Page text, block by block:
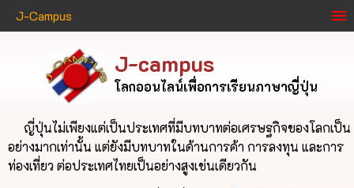
J-Campus
J-campus
โลกออนไลน์เพื่อการเรียนภาษาญี่ปุ่น
ญี่ปุ่นไม่เพียงแต่เป็นประเทศที่มีบทบาทต่อเศรษฐกิจของโลกเป็น
อย่างมากเท่านั้น แต่ยังมีบทบาทในด้านการค้า การลงทุน และการ
ท่องเที่ยว ต่อประเทศไทยเป็นอย่างสูงเช่นเดียวกัน